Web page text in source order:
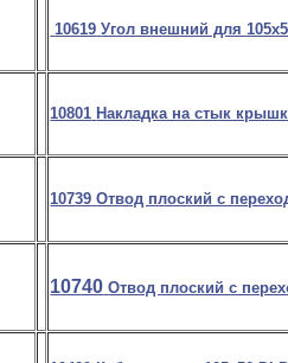
10619 Угол внешний для
10801 Накладка на стык
10739 Отвод плоский с
10740 Отвод плоский с